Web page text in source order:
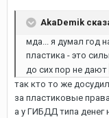
AkaDemik
мда... я думал год
пластика - это
до сих пор не дают
так кто то же
за пластиковые
а у ГИБДД типа денег